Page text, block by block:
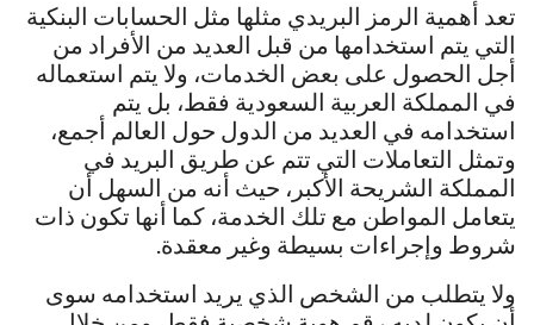
تعد أهمية الرمز البريدي مثلها مثل الحسابات البنكية
التي يتم استخدامها من قبل العديد من الأفراد من
أجل الحصول على بعض الخدمات، ولا يتم استعماله
في المملكة العربية السعودية فقط، بل يتم
استخدامه في العديد من الدول حول العالم أجمع،
وتمثل التعاملات التي تتم عن طريق البريد في
المملكة الشريحة الأكبر، حيث أنه من السهل أن
يتعامل المواطن مع تلك الخدمة، كما أنها تكون ذات
شروط وإجراءات بسيطة وغير معقدة.
ولا يتطلب من الشخص الذي يريد استخدامه سوى